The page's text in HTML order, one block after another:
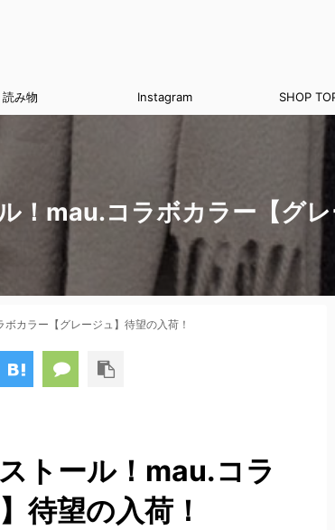
読み物 Instagram SHOP
！mau.コラボカラー【グレ
カラー【グレージュ】待望の入荷！
トール！mau.コラ
待望の入荷！